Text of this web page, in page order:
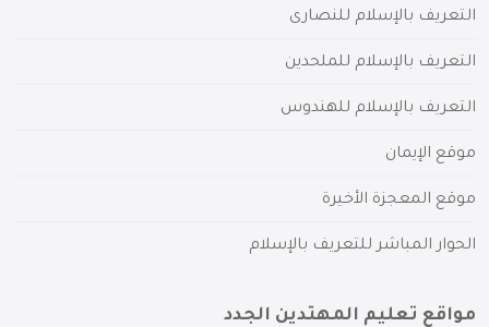
التعريف بالإسلام للنصارى
التعريف بالإسلام للملحدين
التعريف بالإسلام للهندوس
موقع الإيمان
موقع المعجزة الأخيرة
الحوار المباشر للتعريف بالإسلام
مواقع تعليم المهتدين الجدد